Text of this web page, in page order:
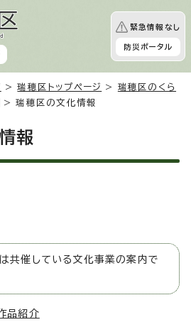
緊急情報なし
防災ポータル
>瑞穂区トップページ > 瑞穂区のくら
> 瑞穂区の文化情報
報
共催している文化事業の案内で
品紹介